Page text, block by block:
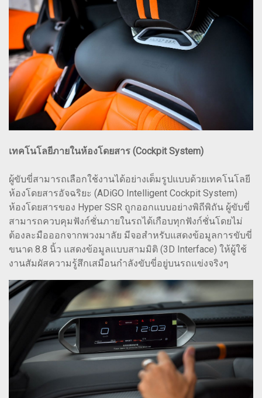
เทคโนโลยีภายในห้องโดยสาร (Cockpit System)
ผู้ขับขี่สามารถเลือกใช้งานได้อย่างเต็มรูปแบบด้วยเทคโนโลยี
ห้องโดยสารอัจฉริยะ (ADiGO Intelligent Cockpit System)
ห้องโดยสารของ Hyper SSR ถูกออกแบบอย่างพิถีพิถัน ผู้ขับขี่
สามารถควบคุมฟังก์ชั่นภายในรถได้เกือบทุกฟังก์ชั่นโดยไม่
ต้องละมือออกจากพวงมาลัย มีจอสำหรับแสดงข้อมูลการขับขี่
ขนาด 8.8 นิ้ว แสดงข้อมูลแบบสามมิติ (3D Interface) ให้ผู้ใช้
งานสัมผัสความรู้สึกเสมือนกำลังขับขี่อยู่บนรถแข่งจริงๆ